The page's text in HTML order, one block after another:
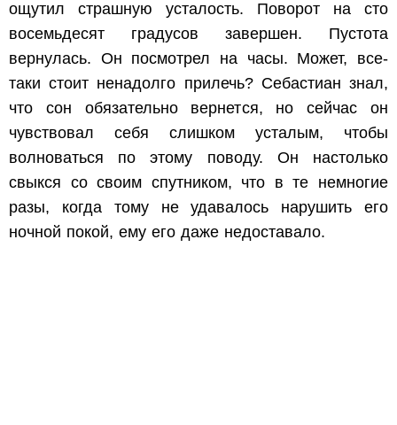
ощутил страшную усталость. Поворот на сто
восемьдесят градусов завершен. Пустота
вернулась. Он посмотрел на часы. Может, все-
таки стоит ненадолго прилечь? Себастиан знал,
что сон обязательно вернется, но сейчас он
чувствовал себя слишком усталым, чтобы
волноваться по этому поводу. Он настолько
свыкся со своим спутником, что в те немногие
разы, когда тому не удавалось нарушить его
ночной покой, ему его даже недоставало.